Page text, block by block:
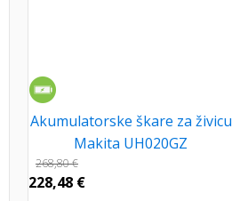
Akumulatorske škare za živicu
Makita UH020GZ
268,80€
228,48 €